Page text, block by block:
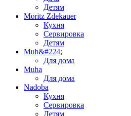
Детям
Moritz Zdekauer
Кухня
Сервировка
Детям
Muh&#224;
Для дома
Muha
Для дома
Nadoba
Кухня
Сервировка
Детям